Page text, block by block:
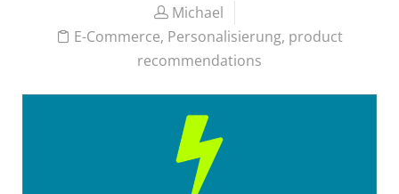
Michael
E-Commerce, Personalisierung, product
recommendations